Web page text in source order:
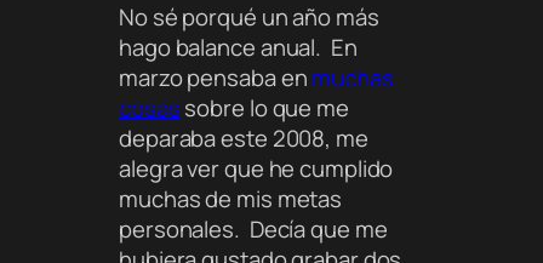
No sé porqué un año más
hago balance anual. En
marzo pensaba enmuchas
cosassobre lo que me
deparaba este 2008, me
alegra ver que he cumplido
muchas de mis metas
personales. Decía que me